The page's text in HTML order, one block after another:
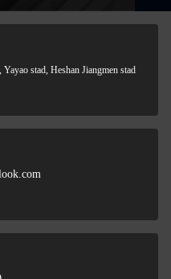
stad, Heshan Jiangmen stad